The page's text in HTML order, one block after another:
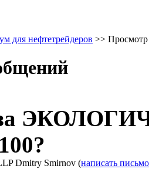
для нефтетрейдеров >>
Dmitry Smirnov (написать письмо